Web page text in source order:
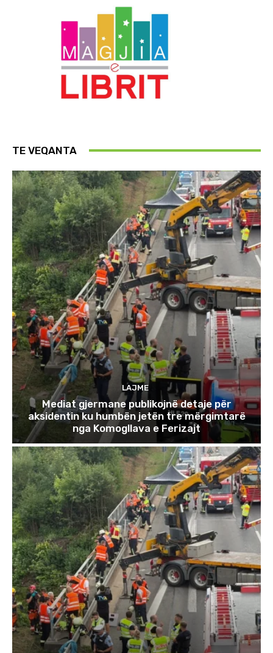
TE VEQANTA
LAJME
Mediat gjermane publikojnë detaje për
aksidentin ku humbën jetën tre mërgimtarë
nga Komogllava e Ferizajt